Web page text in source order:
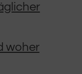
woher